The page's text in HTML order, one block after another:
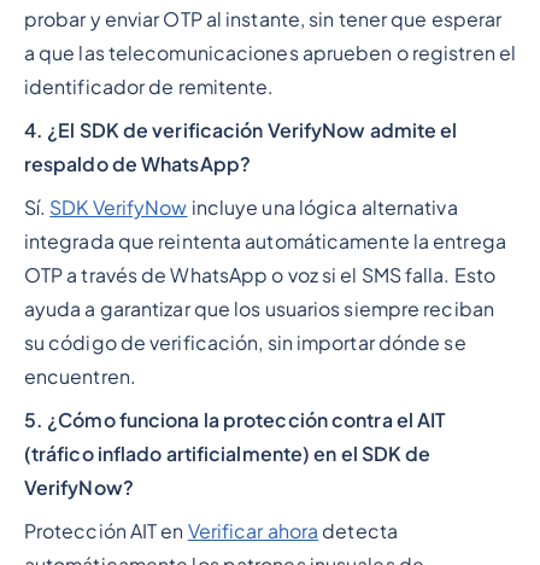
probar y enviar OTP al instante, sin tener que esperar
a que las telecomunicaciones aprueben o registren el
identificador de remitente.
4. ¿El SDK de verificación VerifyNow admite el
respaldo de WhatsApp?
Sí. SDK VerifyNow incluye una lógica alternativa
integrada que reintenta automáticamente la entrega
OTP a través de WhatsApp o voz si el SMS falla. Esto
ayuda a garantizar que los usuarios siempre reciban
su código de verificación, sin importar dónde se
encuentren.
5. ¿Cómo funciona la protección contra el AIT
(tráfico inflado artificialmente) en el SDK de
VerifyNow?
Protección AIT en Verificar ahora detecta